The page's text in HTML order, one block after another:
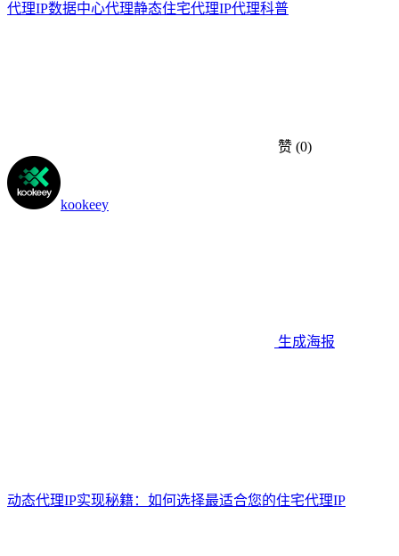
代理IP数据中心代理静态住宅代理IP代理科普
赞 (0)
kookeey
生成海报
动态代理IP实现秘籍：如何选择最适合您的住宅代理IP